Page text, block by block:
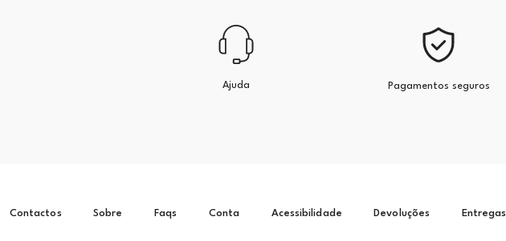
Ajuda Pagamentos seguros
Contactos Sobre Faqs Conta Acessibilidade Devoluções Entregas